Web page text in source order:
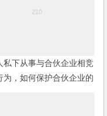
私下从事与合伙企业相竞
为，如何保护合伙企业的